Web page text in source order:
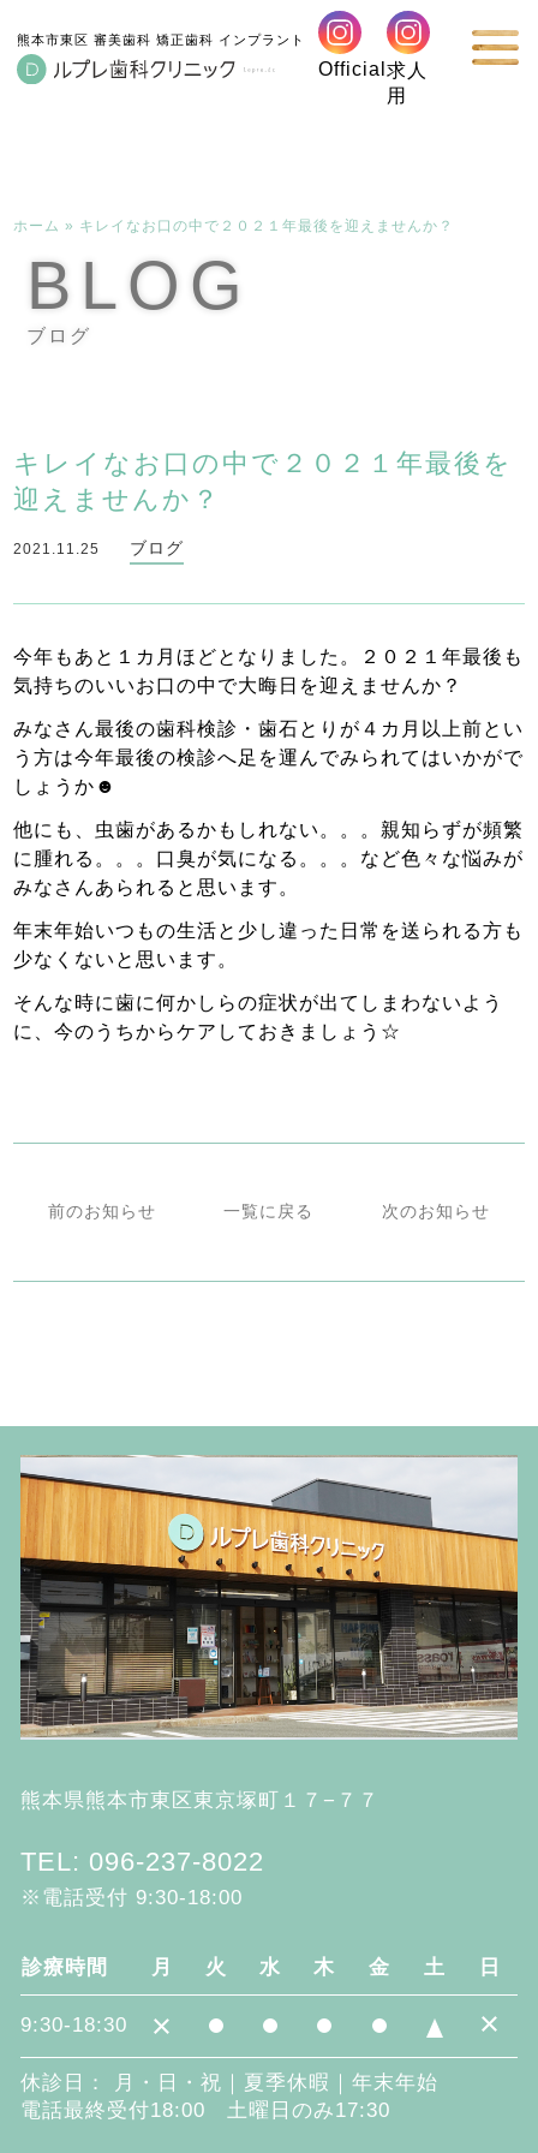
熊本市東区 審美歯科 矯正歯科 インプラント
Official求人
用
ホーム » キレイなお口の中で２０２１年最後を迎えませんか？
BLOG
ブログ
キレイなお口の中で２０２１年最後を
迎えませんか？
2021.11.25 ブログ
今年もあと１カ月ほどとなりました。２０２１年最後も
気持ちのいいお口の中で大晦日を迎えませんか？
みなさん最後の歯科検診・歯石とりが４カ月以上前とい
う方は今年最後の検診へ足を運んでみられてはいかがで
しょうか☻
他にも、虫歯があるかもしれない。。。親知らずが頻繁
に腫れる。。。口臭が気になる。。。など色々な悩みが
みなさんあられると思います。
年末年始いつもの生活と少し違った日常を送られる方も
少なくないと思います。
そんな時に歯に何かしらの症状が出てしまわないよう
に、今のうちからケアしておきましょう☆
前のお知らせ 一覧に戻る 次のお知らせ
熊本県熊本市東区東京塚町１７−７７
TEL: 096-237-8022
※電話受付 9:30-18:00
診療時間 月 火 水 木 金 土 日
9:30-18:30 × ×
休診日： 月・日・祝｜夏季休暇｜年末年始
電話最終受付18:00 土曜日のみ17:30